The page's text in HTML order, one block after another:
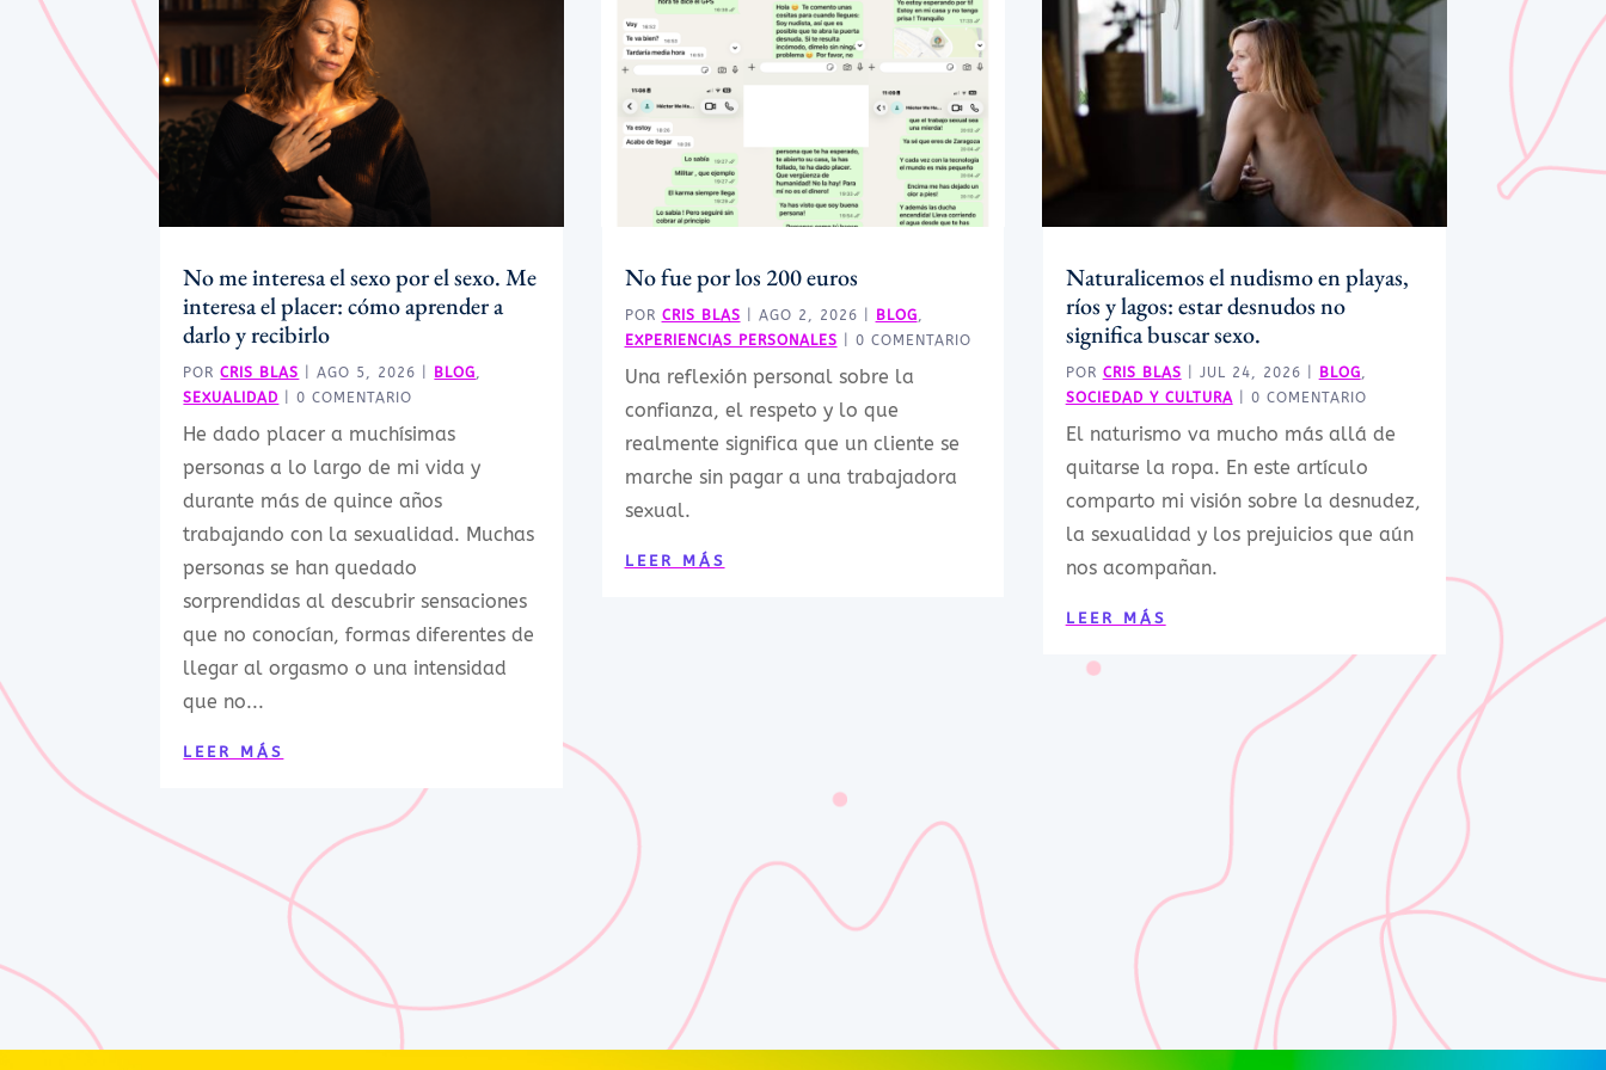
No me interesa el sexo por el sexo. Me
interesa el placer: cómo aprender a
darlo y recibirlo
PORCRIS BLAS |AGO 5, 2026 BLOG,
SEXUALIDAD
| 0 COMENTARIO
He dado placer a muchísimas
personas a lo largo de mi vida y
durante más de quince años
trabajando con la sexualidad. Muchas
personas se han quedado
sorprendidas al descubrir sensaciones
que no conocían, formas diferentes de
llegar al orgasmo o una intensidad
que no...
LEER MÁS
No fue por los 200 euros
POR CRIS BLAS AGO 2, 2026 BLOG,
EXPERIENCIAS PERSONALES | 0 COMENTARIO
Una reflexión personal sobre la
confianza, el respeto y lo que
realmente significa que un cliente se
marche sin pagar a una trabajadora
sexual.
LEER MÁS
Naturalicemos el nudismo en playas,
ríos y lagos: estar desnudos no
significa buscar sexo.
POR CRIS BLAS JUL 24, 2026 BLOG,
SOCIEDAD Y CULTURA| 0 COMENTARIO
El naturismo va mucho más allá de
quitarse la ropa. En este artículo
comparto mi visión sobre la desnudez,
la sexualidad y los prejuicios que aún
nos acompañan.
LEER MÁS